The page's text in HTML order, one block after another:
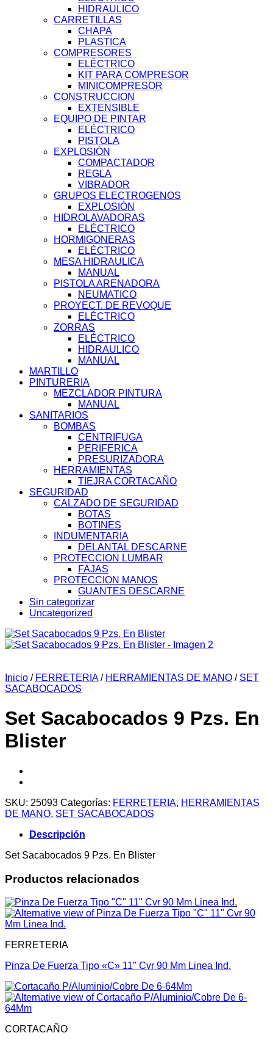
HIDRAULICO
CARRETILLAS
CHAPA
PLASTICA
COMPRESORES
ELÉCTRICO
KIT PARA COMPRESOR
MINICOMPRESOR
CONSTRUCCION
EXTENSIBLE
EQUIPO DE PINTAR
ELÉCTRICO
PISTOLA
EXPLOSIÓN
COMPACTADOR
REGLA
VIBRADOR
GRUPOS ELECTROGENOS
EXPLOSIÓN
HIDROLAVADORAS
ELÉCTRICO
HORMIGONERAS
ELÉCTRICO
MESA HIDRAULICA
MANUAL
PISTOLA ARENADORA
NEUMATICO
PROYECT. DE REVOQUE
ELÉCTRICO
ZORRAS
ELÉCTRICO
HIDRAULICO
MANUAL
MARTILLO
PINTURERIA
MEZCLADOR PINTURA
MANUAL
SANITARIOS
BOMBAS
CENTRIFUGA
PERIFERICA
PRESURIZADORA
HERRAMIENTAS
TIEJRA CORTACAÑO
SEGURIDAD
CALZADO DE SEGURIDAD
BOTAS
BOTINES
INDUMENTARIA
DELANTAL DESCARNE
PROTECCION LUMBAR
FAJAS
PROTECCION MANOS
GUANTES DESCARNE
Sin categorizar
Uncategorized
Inicio / FERRETERIA / HERRAMIENTAS DE MANO / SET
SACABOCADOS
Set Sacabocados 9 Pzs. En
Blister
SKU: 25093 Categorías: FERRETERIA, HERRAMIENTAS
DE MANO, SET SACABOCADOS
Descripción
Set Sacabocados 9 Pzs. En Blister
Productos relacionados
FERRETERIA
Pinza De Fuerza Tipo «C» 11″ Cvr 90 Mm Linea Ind.
CORTACAÑO